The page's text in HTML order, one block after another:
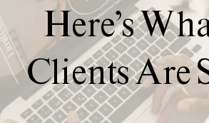
Here’s
Clients Are